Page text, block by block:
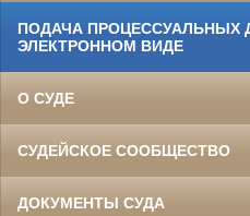
ПОДАЧА ПРОЦЕССУАЛЬНЫХ
ЭЛЕКТРОННОМ ВИДЕ
О СУДЕ
СУДЕЙСКОЕ СООБЩЕСТВО
ДОКУМЕНТЫ СУДА